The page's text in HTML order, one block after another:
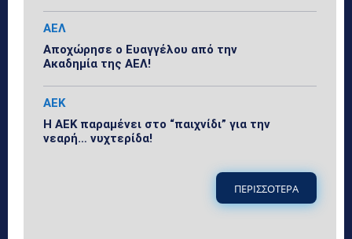
ΑΕΛ
Αποχώρησε ο Ευαγγέλου από την
Ακαδημία της ΑΕΛ!
ΑΕΚ
Η ΑΕΚ παραμένει στο “παιχνίδι” για την
νεαρή… νυχτερίδα!
ΠΕΡΙΣΣΟΤΕΡΑ